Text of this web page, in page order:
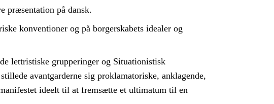
præsentation på dansk.
konventioner og på borgerskabets idealer og
lettristiske grupperinger og Situationistisk
avantgarderne sig proklamatoriske, anklagende,
ideelt til at fremsætte et ultimatum til en